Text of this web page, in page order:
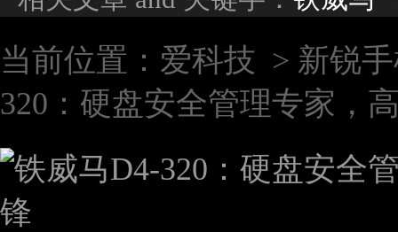
当前位置： 爱科技 > 新锐
320：硬盘安全管理专家，